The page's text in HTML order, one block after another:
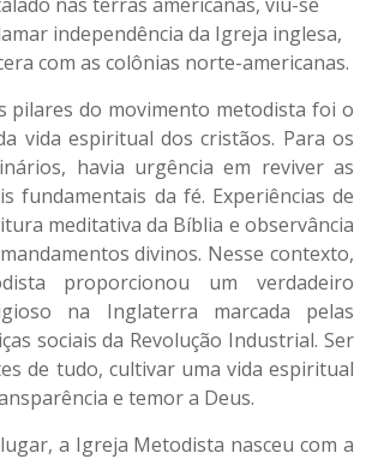
independência da Igreja inglesa,
com as colônias norte-americanas.
pilares do movimento metodista foi o
vida espiritual dos cristãos. Para os
havia urgência em reviver as
fundamentais da fé. Experiências de
meditativa da Bíblia e observância
divinos. Nesse contexto,
proporcionou um verdadeiro
na Inglaterra marcada pelas
sociais da Revolução Industrial. Ser
de tudo, cultivar uma vida espiritual
e temor a Deus.
a Igreja Metodista nasceu com a